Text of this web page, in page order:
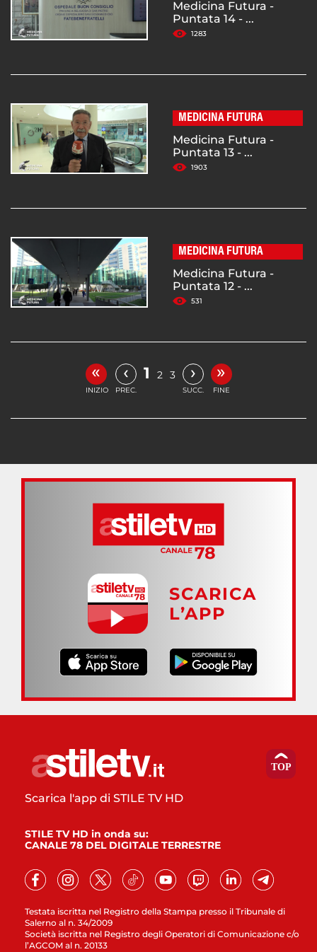
Medicina Futura -
Puntata 14 - ...
1283
MEDICINA FUTURA
Medicina Futura -
Puntata 13 - ...
1903
MEDICINA FUTURA
Medicina Futura -
Puntata 12 - ...
531
«
INIZIO
‹
PREC.
1 2 3 ›
SUCC.
»
FINE
SCARICA
L’APP
Testata iscritta nel Registro della Stampa presso il Tribunale di
Salerno al n. 34/2009
Società iscritta nel Registro degli Operatori di Comunicazione c/o
l’AGCOM al n. 20133
Scarica l'app di STILE TV HD
STILE TV HD in onda su:
CANALE 78 DEL DIGITALE TERRESTRE